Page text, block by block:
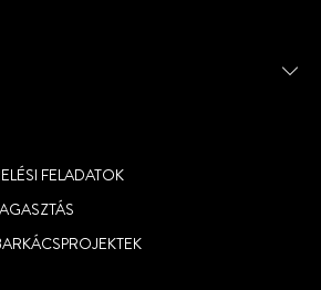
PATTEX RE-NEW
6IN1 RAGASZTÓHAB
UNIVERZÁLIS ÉPÍTÉSI-
RAGASZTÓK
FIX & REMOVE
ÚJ GENERÁCIÓJA
FELADATOK